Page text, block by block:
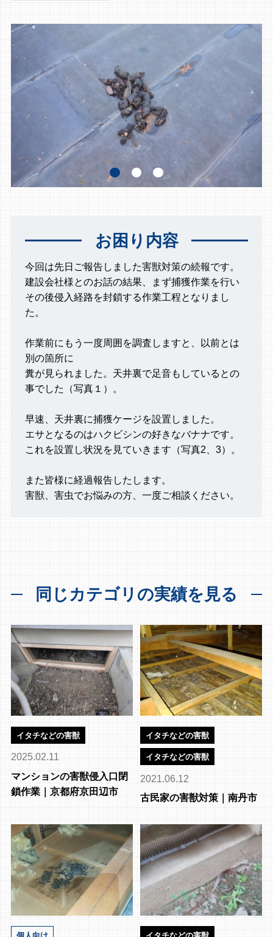
お困り内容
今回は先日ご報告しました害獣対策の続報です。
建設会社様とのお話の結果、まず捕獲作業を行い
その後侵入経路を封鎖する作業工程となりまし
た。
作業前にもう一度周囲を調査しますと、以前とは
別の箇所に
糞が見られました。天井裏で足音もしているとの
事でした（写真１）。
早速、天井裏に捕獲ケージを設置しました。
エサとなるのはハクビシンの好きなバナナです。
これを設置し状況を見ていきます（写真2、3）。
また皆様に経過報告したします。
害獣、害虫でお悩みの方、一度ご相談ください。
同じカテゴリの実績を見る
イタチなどの害獣
2025.02.11
マンションの害獣侵入口閉
鎖作業｜京都府京田辺市
イタチなどの害獣
イタチなどの害獣
2021.06.12
古民家の害獣対策｜南丹市